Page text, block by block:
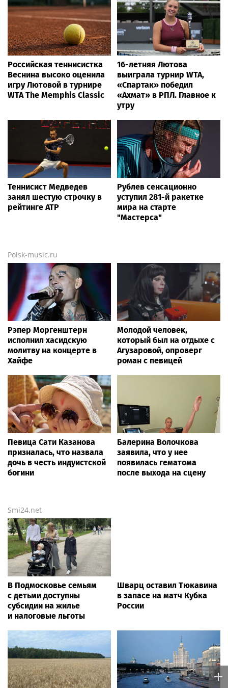
Российская теннисистка
Веснина высоко оценила
игру Лютовой в турнире
WTA The Memphis Classic
16-летняя Лютова
выиграла турнир WTA,
«Спартак» победил
«Ахмат» в РПЛ. Главное к
утру
Теннисист Медведев
занял шестую строчку в
рейтинге ATP
Рублев сенсационно
уступил 281-й ракетке
мира на старте
"Мастерса"
Poisk-music.ru
Рэпер Моргенштерн
исполнил хасидскую
молитву на концерте в
Хайфе
Молодой человек,
который был на отдыхе с
Агузаровой, опроверг
роман с певицей
Певица Сати Казанова
призналась, что назвала
дочь в честь индуистской
богини
Балерина Волочкова
заявила, что у нее
появилась гематома
после выхода на сцену
Smi24.net
В Подмосковье семьям
с детьми доступны
субсидии на жилье
и налоговые льготы
Шварц оставил Тюкавина
в запасе на матч Кубка
России